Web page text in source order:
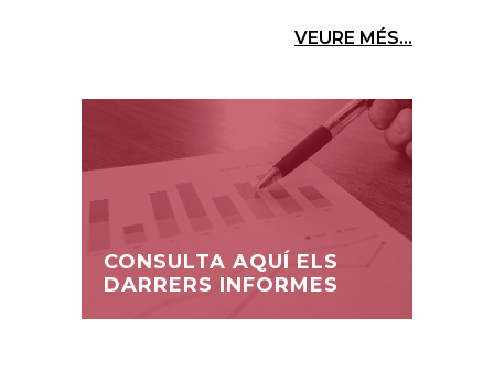
VEURE MÉS...
CONSULTA AQUÍ ELS
DARRERS INFORMES